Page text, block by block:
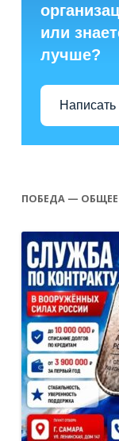
или
лучше?
ПОБЕДА —